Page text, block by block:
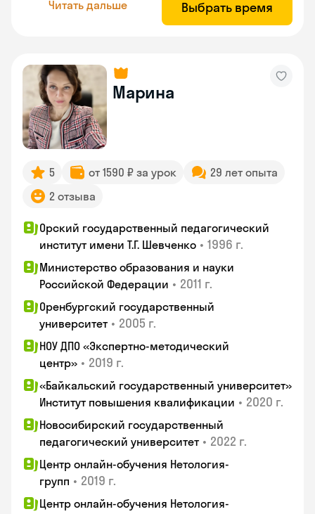
Читать дальше Выбрать время
Марина
5 от 1590 ₽ за урок
29 лет опыта
2 отзыва
Орский государственный педагогический
институт имени Т.Г. Шевченко • 1996 г.
Министерство образования и науки
Российской Федерации • 2011 г.
Оренбургский государственный
университет • 2005 г.
НОУ ДПО «Экспертно-методический
центр» • 2019 г.
«Байкальский государственный университет»
Институт повышения квалификации • 2020 г.
Новосибирский государственный
педагогический университет • 2022 г.
Центр онлайн-обучения Нетология-
групп • 2019 г.
Центр онлайн-обучения Нетология-